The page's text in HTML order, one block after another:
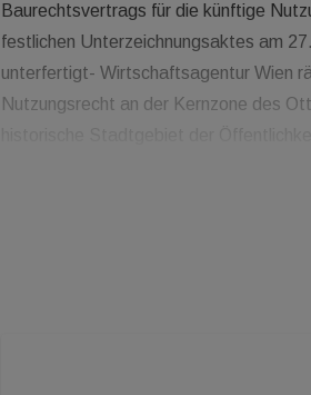
Baurechtsvertrags für die künftige
festlichen Unterzeichnungsaktes am
unterfertigt- Wirtschaftsagentur Wien
Nutzungsrecht an der Kernzone des
bedeutsamen und zukunftsweisenden
Möglichkeiten, die das Instrument des
Projektentwicklungen bietet, konnten
der Stadt zu einem angemessenen